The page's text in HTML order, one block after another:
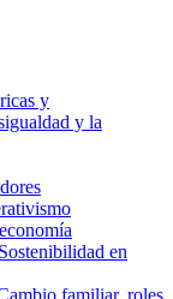
y
y la
en
familiar, roles